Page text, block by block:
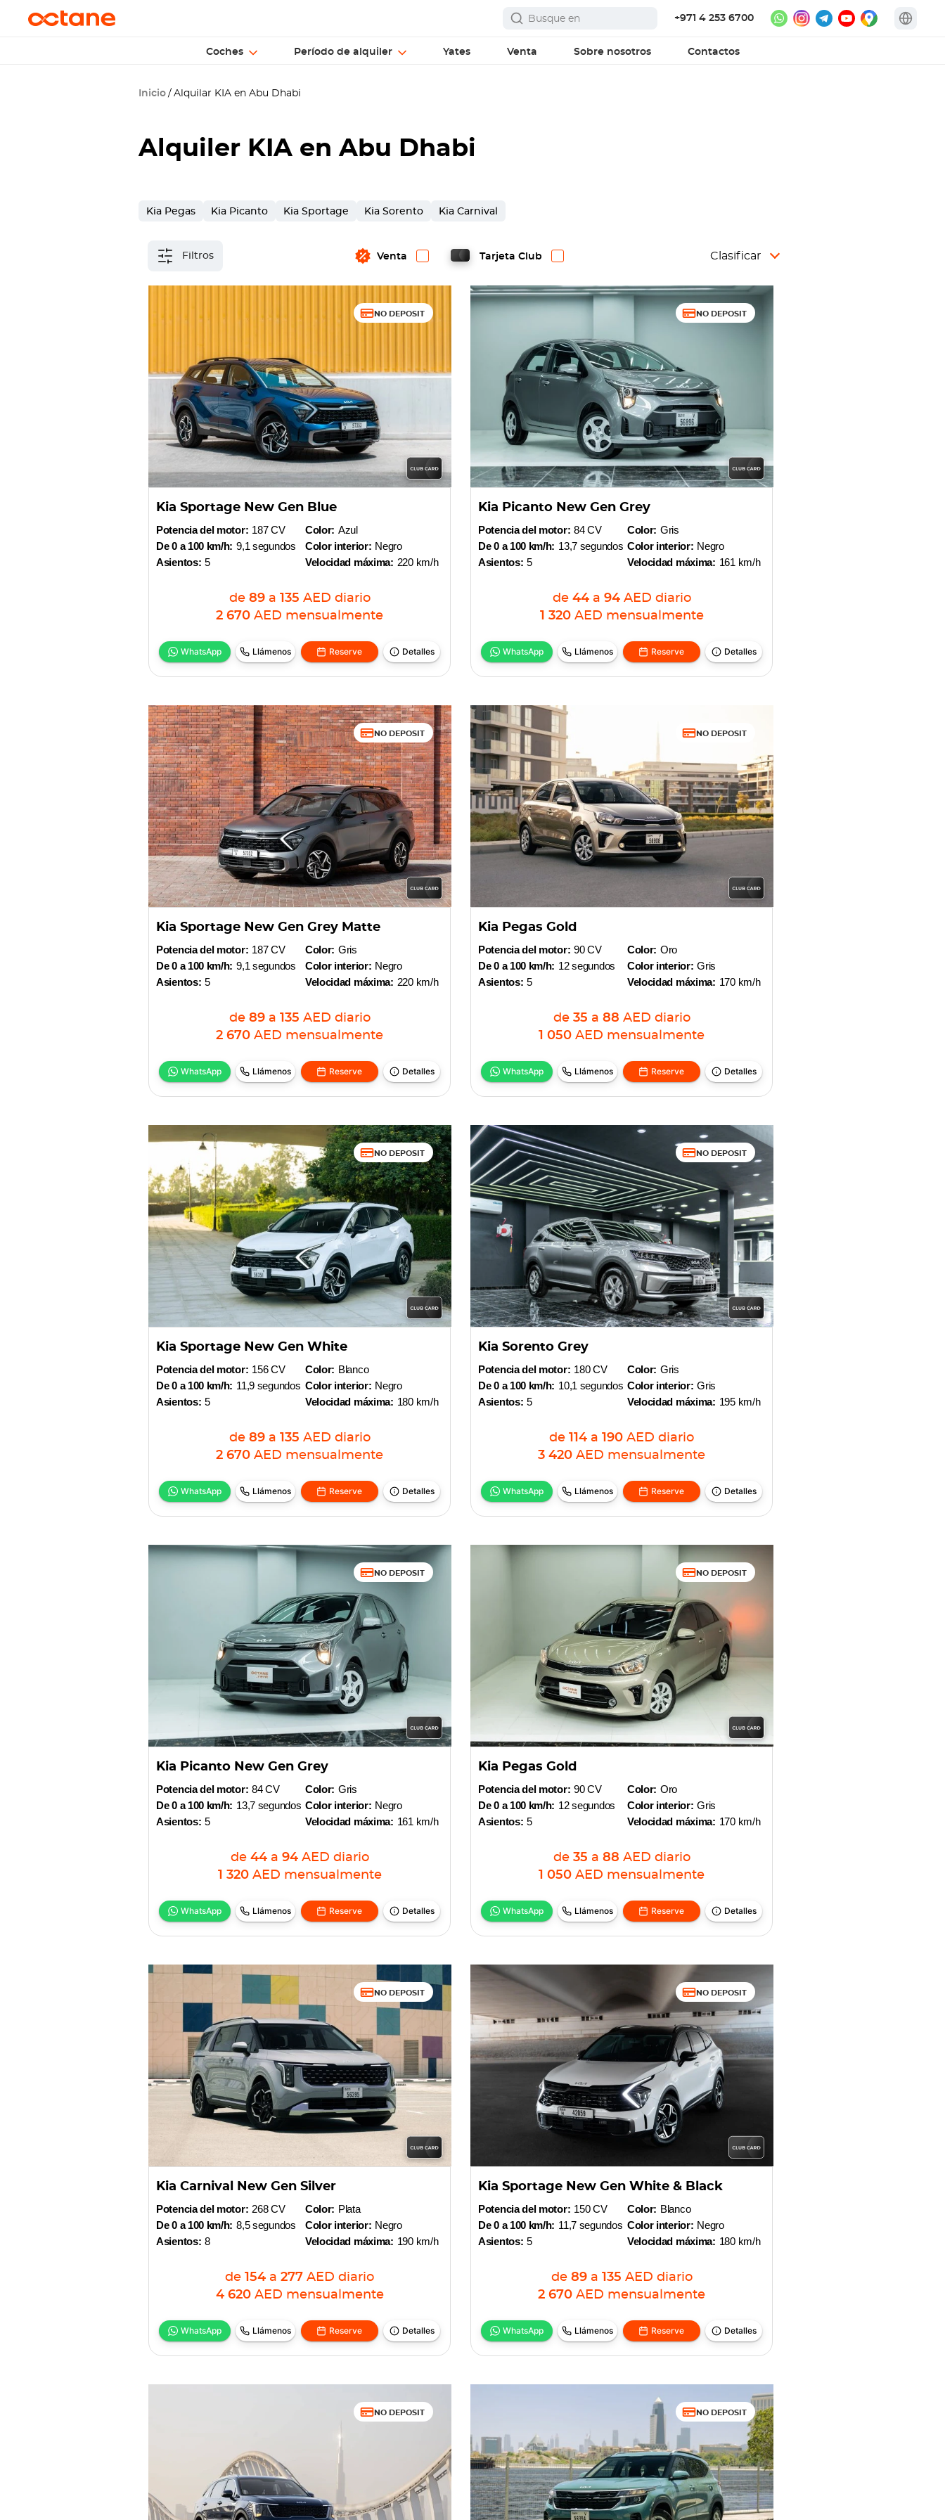
+971 4 253 6700
Coches Período de alquiler Yates Venta Sobre nosotros Contactos
Inicio Alquilar KIA en Abu Dhabi
Alquiler KIA en Abu Dhabi
Kia Pegas Kia Picanto Kia Sportage Kia Sorento Kia Carnival
Filtros Venta Tarjeta Club Clasificar
NO DEPOSIT
Kia Sportage New Gen Blue
Potencia del motor: 187 CV
De 0 a 100 km/h: 9,1 segundos
Asientos: 5
Color: Azul
Color interior: Negro
Velocidad máxima: 220 km/h
de 89 a 135 AED diario
2 670 AED mensualmente
WhatsApp Llámenos Reserve Detalles
NO DEPOSIT
Kia Picanto New Gen Grey
Potencia del motor: 84 CV
De 0 a 100 km/h: 13,7 segundos
Asientos: 5
Color: Gris
Color interior: Negro
Velocidad máxima: 161 km/h
de 44 a 94 AED diario
1 320 AED mensualmente
WhatsApp Llámenos Reserve Detalles
NO DEPOSIT
Kia Sportage New Gen Grey Matte
Potencia del motor: 187 CV
De 0 a 100 km/h: 9,1 segundos
Asientos: 5
Color: Gris
Color interior: Negro
Velocidad máxima: 220 km/h
de 89 a 135 AED diario
2 670 AED mensualmente
WhatsApp Llámenos Reserve Detalles
NO DEPOSIT
Kia Pegas Gold
Potencia del motor: 90 CV
De 0 a 100 km/h: 12 segundos
Asientos: 5
Color: Oro
Color interior: Gris
Velocidad máxima: 170 km/h
de 35 a 88 AED diario
1 050 AED mensualmente
WhatsApp Llámenos Reserve Detalles
NO DEPOSIT
Kia Sportage New Gen White
Potencia del motor: 156 CV
De 0 a 100 km/h: 11,9 segundos
Asientos: 5
Color: Blanco
Color interior: Negro
Velocidad máxima: 180 km/h
de 89 a 135 AED diario
2 670 AED mensualmente
WhatsApp Llámenos Reserve Detalles
NO DEPOSIT
Kia Sorento Grey
Potencia del motor: 180 CV
De 0 a 100 km/h: 10,1 segundos
Asientos: 5
Color: Gris
Color interior: Gris
Velocidad máxima: 195 km/h
de 114 a 190 AED diario
3 420 AED mensualmente
WhatsApp Llámenos Reserve Detalles
NO DEPOSIT
Kia Picanto New Gen Grey
Potencia del motor: 84 CV
De 0 a 100 km/h: 13,7 segundos
Asientos: 5
Color: Gris
Color interior: Negro
Velocidad máxima: 161 km/h
de 44 a 94 AED diario
1 320 AED mensualmente
WhatsApp Llámenos Reserve Detalles
NO DEPOSIT
Kia Pegas Gold
Potencia del motor: 90 CV
De 0 a 100 km/h: 12 segundos
Asientos: 5
Color: Oro
Color interior: Gris
Velocidad máxima: 170 km/h
de 35 a 88 AED diario
1 050 AED mensualmente
WhatsApp Llámenos Reserve Detalles
NO DEPOSIT
Kia Carnival New Gen Silver
Potencia del motor: 268 CV
De 0 a 100 km/h: 8,5 segundos
Asientos: 8
Color: Plata
Color interior: Negro
Velocidad máxima: 190 km/h
de 154 a 277 AED diario
4 620 AED mensualmente
WhatsApp Llámenos Reserve Detalles
NO DEPOSIT
Kia Sportage New Gen White & Black
Potencia del motor: 150 CV
De 0 a 100 km/h: 11,7 segundos
Asientos: 5
Color: Blanco
Color interior: Negro
Velocidad máxima: 180 km/h
de 89 a 135 AED diario
2 670 AED mensualmente
WhatsApp Llámenos Reserve Detalles
NO DEPOSIT NO DEPOSIT